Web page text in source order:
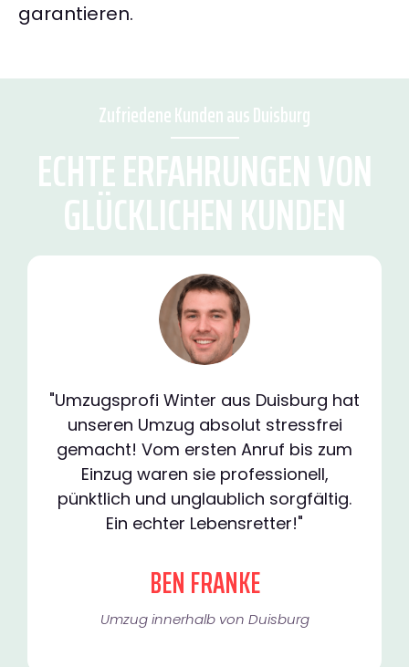
garantieren.
Zufriedene Kunden aus Duisburg
ECHTE ERFAHRUNGEN VON
GLÜCKLICHEN KUNDEN
"Umzugsprofi Winter aus Duisburg hat
unseren Umzug absolut stressfrei
gemacht! Vom ersten Anruf bis zum
Einzug waren sie professionell,
pünktlich und unglaublich sorgfältig.
Ein echter Lebensretter!"
BEN FRANKE
Umzug innerhalb von Duisburg​